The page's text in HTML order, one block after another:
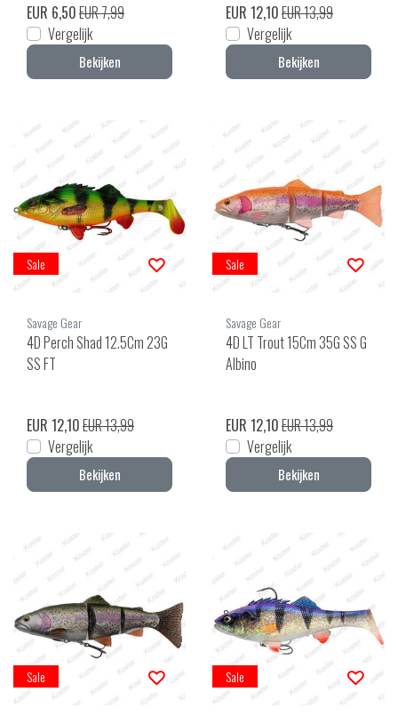
EUR 6,50EUR 7,99
Vergelijk
Bekijken
EUR 12,10EUR 13,99
Vergelijk
Bekijken
Sale
Savage Gear
4D Perch Shad 12.5Cm 23G
SS FT
EUR 12,10EUR 13,99
Vergelijk
Bekijken
Sale
Savage Gear
4D LT Trout 15Cm 35G SS G
Albino
EUR 12,10EUR 13,99
Vergelijk
Bekijken
Sale Sale